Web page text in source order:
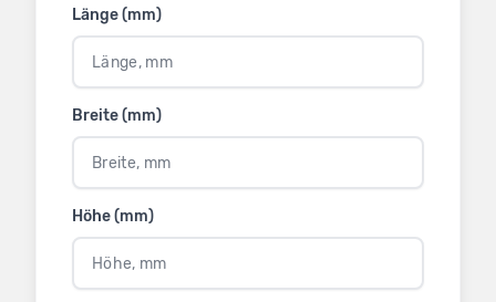
Länge (mm)
Breite (mm)
Höhe (mm)